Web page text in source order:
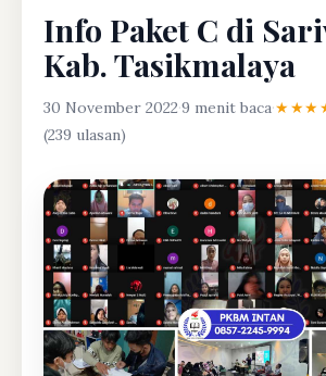
Info Paket C di
Kab. Tasikmalaya
30 November 2022·9 menit baca·
(239 ulasan)